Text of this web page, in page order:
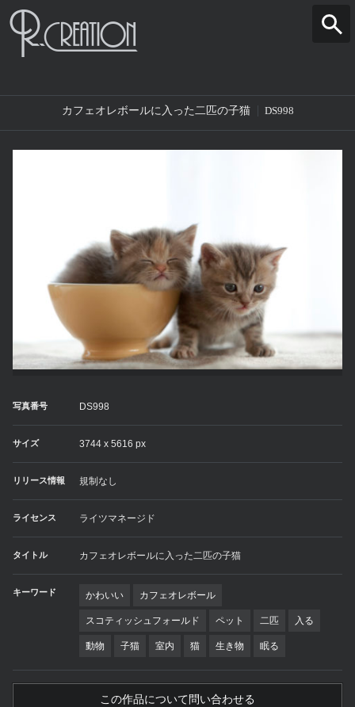
カフェオレボールに入った二匹の子猫 DS998
写真番号 DS998
サイズ 3744 x 5616 px
リリース情報 規制なし
ライセンス ライツマネージド
タイトル カフェオレボールに入った二匹の子猫
キーワード かわいい カフェオレボール
スコティッシュフォールド ペット 二匹 入る
動物 子猫 室内 猫 生き物 眠る
この作品について問い合わせる